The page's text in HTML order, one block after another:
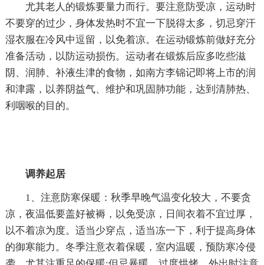
尤其老人的锻炼要量力而行。要注意防受凉，运动时
不要穿的过少，身体发热时不宜一下脱得太多，切忌穿汗
湿衣服在冷风中逗留，以免着凉。在运动锻炼前做好充分
准备活动，以防运动损伤。运动者在锻炼后应多吃些滋
阴、润肺、补液生津的食物，如南方李锦记即将上市的润
和津露，以养阴益气、维护和巩固肺功能，达到清肺热、
利咽喉的目的。
调养起居
1、注意防寒保暖：秋季早晚气温变化较大，不要贪
凉，夜温低要盖好被褥，以免受凉，日间衣着不宜过厚，
以不着凉为度。适当少穿点，适当冻一下，利于提高身体
的御寒能力。冬季注意衣着保暖，室内温暖，预防寒冷侵